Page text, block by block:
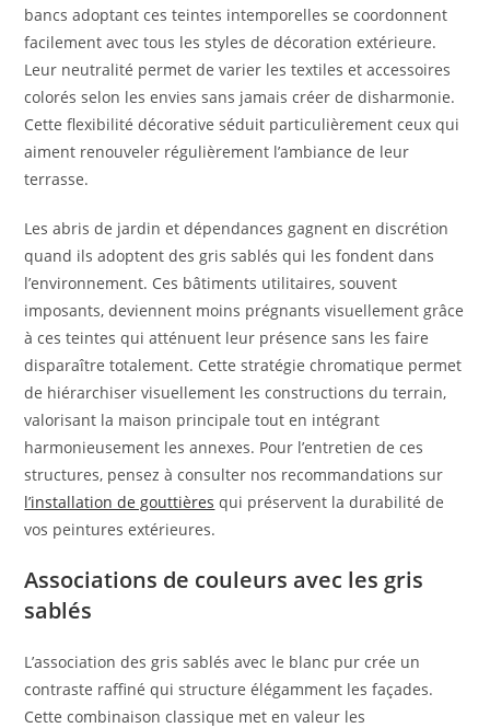
bancs adoptant ces teintes intemporelles se coordonnent
facilement avec tous les styles de décoration extérieure.
Leur neutralité permet de varier les textiles et accessoires
colorés selon les envies sans jamais créer de disharmonie.
Cette flexibilité décorative séduit particulièrement ceux qui
aiment renouveler régulièrement l’ambiance de leur
terrasse.
Les abris de jardin et dépendances gagnent en discrétion
quand ils adoptent des gris sablés qui les fondent dans
l’environnement. Ces bâtiments utilitaires, souvent
imposants, deviennent moins prégnants visuellement grâce
à ces teintes qui atténuent leur présence sans les faire
disparaître totalement. Cette stratégie chromatique permet
de hiérarchiser visuellement les constructions du terrain,
valorisant la maison principale tout en intégrant
harmonieusement les annexes. Pour l’entretien de ces
structures, pensez à consulter nos recommandations sur
l’installation de gouttières qui préservent la durabilité de
vos peintures extérieures.
Associations de couleurs avec les gris
sablés
L’association des gris sablés avec le blanc pur crée un
contraste raffiné qui structure élégamment les façades.
Cette combinaison classique met en valeur les